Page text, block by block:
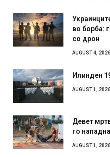
во борба:
со дрон
AUGUST 4, 2026
Илинден
AUGUST 1, 2026
Девет
го
AUGUST 1, 2026